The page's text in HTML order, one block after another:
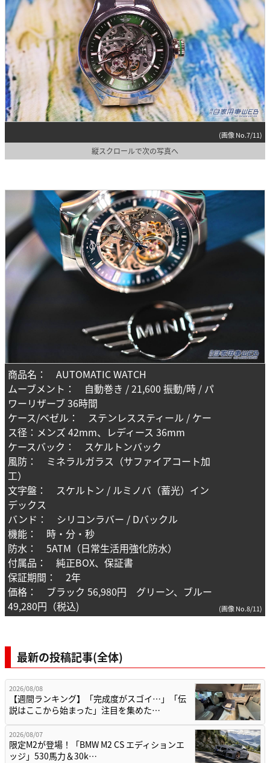
(画像 No.7/11)
縦スクロールで次の写真へ
商品名： AUTOMATIC WATCH
ムーブメント： 自動巻き / 21,600 振動/時 / パ
ワーリザーブ 36時間
ケース/ベゼル： ステンレススティール / ケー
ス径：メンズ 42mm、レディース 36mm
ケースバック： スケルトンバック
風防： ミネラルガラス（サファイアコート加
工）
文字盤： スケルトン / ルミノバ（蓄光）イン
デックス
バンド： シリコンラバー / Dバックル
機能： 時・分・秒
防水： 5ATM（日常生活用強化防水）
付属品： 純正BOX、保証書
保証期間： 2年
価格： ブラック 56,980円 グリーン、ブルー
49,280円（税込)
(画像 No.8/11)
最新の投稿記事(全体)
2026/08/08
【週間ランキング】「完成度がスゴイ…」「伝
説はここから始まった」注目を集めた…
2026/08/07
限定M2が登場！「BMW M2 CS エディションエ
ッジ」530馬力＆30k…